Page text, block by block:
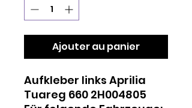
Ajouter au panier
Aufkleber links Aprilia
Tuareg 660 2H004805